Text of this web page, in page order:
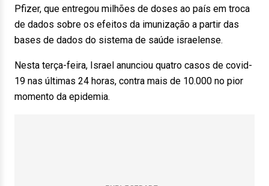
Pfizer, que entregou milhões de doses ao país em troca
de dados sobre os efeitos da imunização a partir das
bases de dados do sistema de saúde israelense.
Nesta terça-feira, Israel anunciou quatro casos de covid-
19 nas últimas 24 horas, contra mais de 10.000 no pior
momento da epidemia.